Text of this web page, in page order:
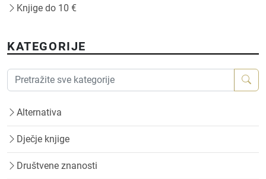
Knjige do 10 €
KATEGORIJE
Alternativa
Dječje knjige
Društvene znanosti